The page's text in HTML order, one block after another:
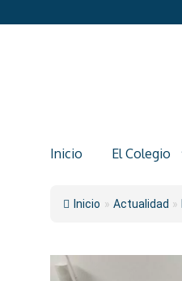
al
Inicio El Colegio
Inicio » Actualidad »